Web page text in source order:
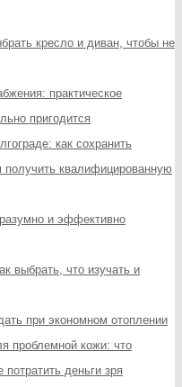
кресло и диван, чтобы не
практическое
пригодится
как сохранить
получить квалифицированную
и эффективно
выбрать, что изучать и
при экономном отоплении
проблемной кожи: что
потратить деньги зря